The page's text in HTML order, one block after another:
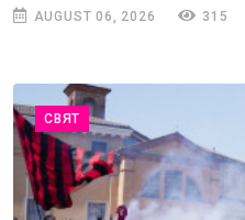
AUGUST 06, 2026 315
СВЯТ